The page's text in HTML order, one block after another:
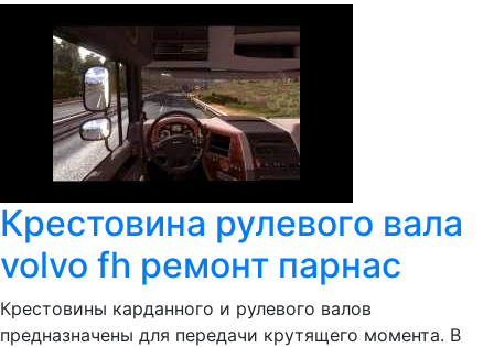
Крестовина рулевого вала
volvo fh ремонт парнас
Крестовины карданного и рулевого валов
предназначены для передачи крутящего момента. В